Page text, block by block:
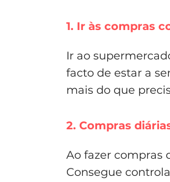
1. Ir às compras
Ir ao
facto de estar a
mais do que
2. Compras
Ao fazer compras
Consegue